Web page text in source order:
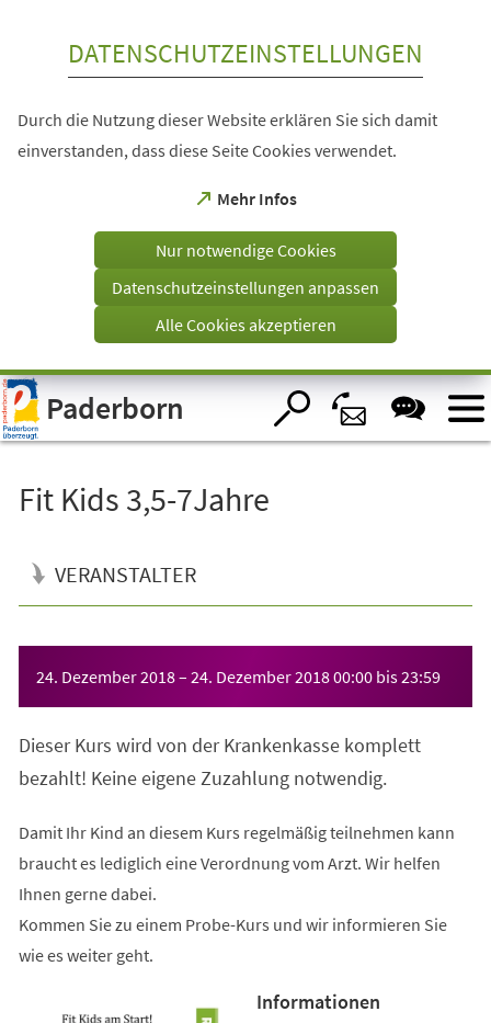
Visuelle
Assistenzsoftware
öffnen.
DATENSCHUTZEINSTELLUNGEN
Durch die Nutzung dieser Website erklären Sie sich damit
einverstanden, dass diese Seite Cookies verwendet.
Mehr Infos
(Öffnet
einem
Tab)
Nur notwendige Cookies
Datenschutzeinstellungen anpassen
Alle Cookies akzeptieren
Paderborn
Fit Kids 3,5-7Jahre
VERANSTALTER
24. Dezember 2018– 24. Dezember 201800:00 bis23:59
Dieser Kurs wird von der Krankenkasse komplett
bezahlt! Keine eigene Zuzahlung notwendig.
Damit Ihr Kind an diesem Kurs regelmäßig teilnehmen kann
braucht es lediglich eine Verordnung vom Arzt. Wir helfen
Ihnen gerne dabei.
Kommen Sie zu einem Probe-Kurs und wir informieren Sie
wie es weiter geht.
Informationen